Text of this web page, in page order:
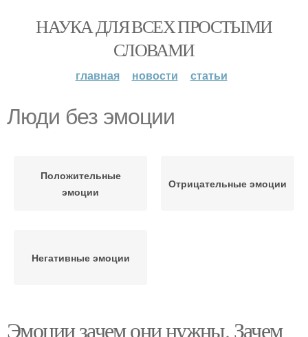
НАУКА ДЛЯ ВСЕХ ПРОСТЫМИ
СЛОВАМИ
главная новости статьи
Люди без эмоции
Положительные
эмоции
Отрицательные эмоции
Негативные эмоции
Эмоции зачем они нужны. Зачем